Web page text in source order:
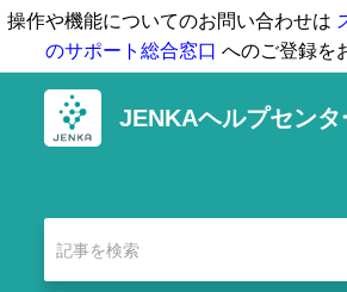
操作や機能についてのお問い合わせは
のサポート総合窓口 へのご登録を
JENKAヘルプセンタ